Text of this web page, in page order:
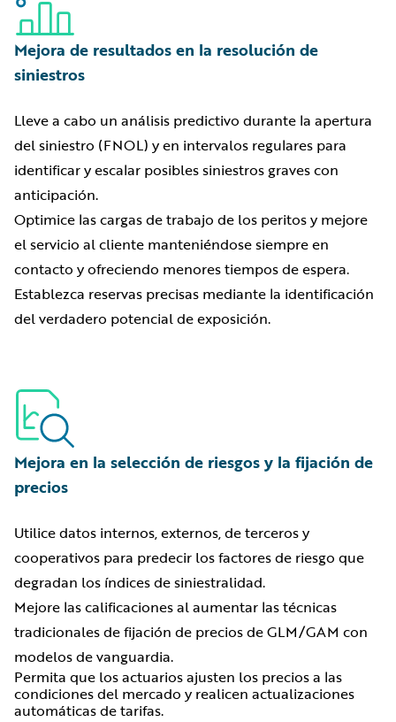
Mejora de resultados en la resolución de
siniestros
Lleve a cabo un análisis predictivo durante la apertura
del siniestro (FNOL) y en intervalos regulares para
identificar y escalar posibles siniestros graves con
anticipación.
Optimice las cargas de trabajo de los peritos y mejore
el servicio al cliente manteniéndose siempre en
contacto y ofreciendo menores tiempos de espera.
Establezca reservas precisas mediante la identificación
del verdadero potencial de exposición.
Mejora en la selección de riesgos y la fijación de
precios
Utilice datos internos, externos, de terceros y
cooperativos para predecir los factores de riesgo que
degradan los índices de siniestralidad.
Mejore las calificaciones al aumentar las técnicas
tradicionales de fijación de precios de GLM/GAM con
modelos de vanguardia.
Permita que los actuarios ajusten los precios a las
condiciones del mercado y realicen actualizaciones
automáticas de tarifas.